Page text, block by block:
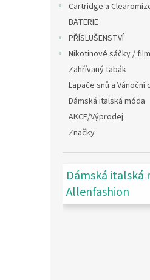
Cartridge a
BATERIE
PŘÍSLUŠENSTVÍ
Nikotinové sáčky /
Zahřívaný tabák
Lapače snů a Vánoční
Dámská italská móda
AKCE/Výprodej
Značky
Dámská italská
Allenfashion